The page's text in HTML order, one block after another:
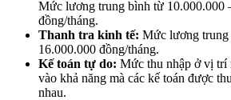
Mức lương trung bình từ 10.000.000
đồng/tháng.
Thanh tra kinh tế: Mức lương
16.000.000 đồng/tháng.
Kế toán tự do: Mức thu nhập ở vị trí
vào khả năng mà các kế toán được
nhau.